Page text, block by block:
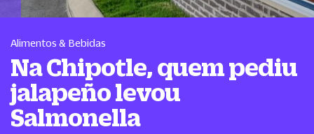
Alimentos & Bebidas
Na Chipotle, quem pediu
jalapeño levou
Salmonella